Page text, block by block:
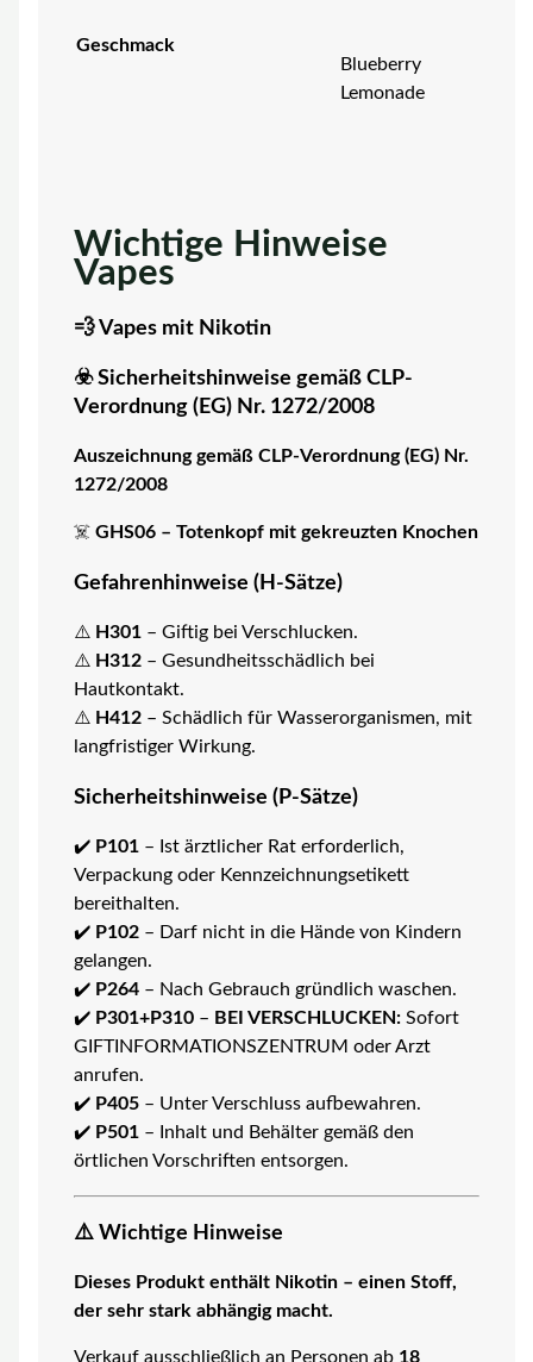
Geschmack
Blueberry
Lemonade
Wichtige Hinweise
Vapes
💨 Vapes mit Nikotin
☣️ Sicherheitshinweise gemäß CLP-
Verordnung (EG) Nr. 1272/2008
Auszeichnung gemäß CLP-Verordnung (EG) Nr.
1272/2008
☠️ GHS06 – Totenkopf mit gekreuzten Knochen
Gefahrenhinweise (H-Sätze)
⚠️ H301– Giftig bei Verschlucken.
⚠️ H312– Gesundheitsschädlich bei
Hautkontakt.
⚠️ H412– Schädlich für Wasserorganismen, mit
langfristiger Wirkung.
Sicherheitshinweise (P-Sätze)
✔️ P101– Ist ärztlicher Rat erforderlich,
Verpackung oder Kennzeichnungsetikett
bereithalten.
✔️ P102– Darf nicht in die Hände von Kindern
gelangen.
✔️ P264– Nach Gebrauch gründlich waschen.
✔️ P301+P310– BEI VERSCHLUCKEN:Sofort
GIFTINFORMATIONSZENTRUM oder Arzt
anrufen.
✔️ P405– Unter Verschluss aufbewahren.
✔️ P501– Inhalt und Behälter gemäß den
örtlichen Vorschriften entsorgen.
⚠️ Wichtige Hinweise
Dieses Produkt enthält Nikotin – einen Stoff,
der sehr stark abhängig macht.
Verkauf ausschließlich an Personen ab 18